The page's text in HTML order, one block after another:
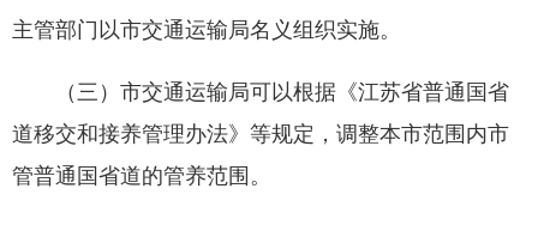
主管部门以市交通运输局名义组织实施。
（三）市交通运输局可以根据《江苏省普通国省
道移交和接养管理办法》等规定，调整本市范围内市
管普通国省道的管养范围。